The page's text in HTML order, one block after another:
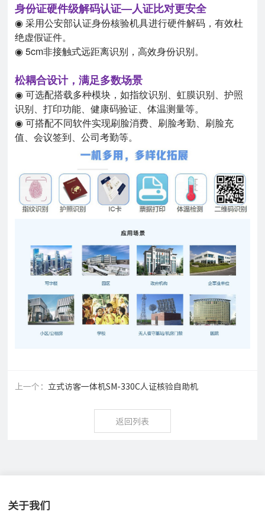
身份证硬件级解码认证—人证比对更安全
◉ 采用公安部认证身份核验机具进行硬件解码，有效杜
绝虚假证件。
◉ 5cm非接触式远距离识别，高效身份识别。
松耦合设计，满足多数场景
◉ 可选配搭载多种模块，如指纹识别、虹膜识别、护照
识别、打印功能、健康码验证、体温测量等。
◉ 可搭配不同软件实现刷脸消费、刷脸考勤、刷脸充
值、会议签到、公司考勤等。
上一个： 立式访客一体机SM-330C人证核验自助机
返回列表
关于我们